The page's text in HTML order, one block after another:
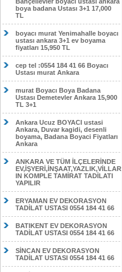
boya badana Ustası 3+1 17,000
TL
boyacı murat Yenimahalle boyacı
ustası ankara 3+1 ev boyama
fiyatları 15,950 TL
cep tel :0554 184 41 66 Boyacı
Ustası murat Ankara
murat Boyacı Boya Badana
Ustası Demetevler Ankara 15,900
TL 3+1
Ankara Ucuz BOYACI ustasi
Ankara, Duvar kagidi, desenli
boyama, Badana Boyaci Fiyatları
Ankara
ANKARA VE TÜM İLÇELERİNDE
EV,İŞYERİ,İNŞAAT,YAZLIK,VİLLAR
IN KOMPLE TAMİRAT TADİLATI
YAPILIR
ERYAMAN EV DEKORASYON
TADİLAT USTASI 0554 184 41 66
BATIKENT EV DEKORASYON
TADİLAT USTASI 0554 184 41 66
SİNCAN EV DEKORASYON
TADİLAT USTASI 0554 184 41 66